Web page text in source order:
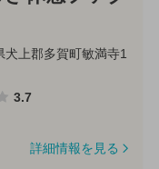
犬上郡多賀町敏満寺1
3.7
詳細情報を見る